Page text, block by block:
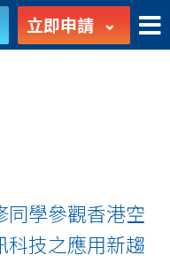
立即申請
同學參觀香港空
技之應用新趨